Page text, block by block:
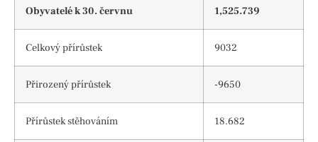
Obyvatelé k 30. červnu 1,525.739
Celkový přírůstek 9032
Přirozený přírůstek -9650
Přírůstek stěhováním 18.682